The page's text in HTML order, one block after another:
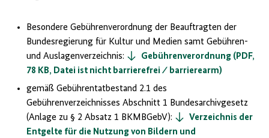
Besondere Gebührenverordnung der Beauftragten der
Bundesregierung für Kultur und Medien samt Gebühren-
und Auslagenverzeichnis:
Gebührenverordnung (PDF,
78 KB, Datei ist nicht barrierefrei ⁄ barrierearm)
gemäß Gebührentatbestand 2.1 des
Gebührenverzeichnisses Abschnitt 1 Bundesarchivgesetz
(Anlage zu § 2 Absatz 1 BKMBGebV):
Verzeichnis der
Entgelte für die Nutzung von Bildern und